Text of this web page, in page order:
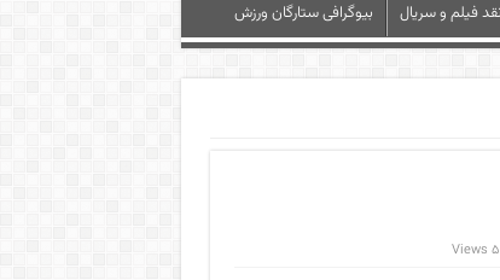
نقد فیلم و سریال بیوگرافی ستارگان ورزش
5 Views